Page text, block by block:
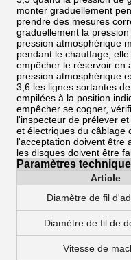
monter graduellement
prendre des mesures
graduellement la
pression atmosphérique
pendant le chauffage,
empêcher le réservoir en
pression atmosphérique
3,6 les lignes sortantes
empilées à la position
empêcher se cogner,
l'inspecteur de prélever
et électriques du câblage
l'acceptation doivent être
les disques doivent être
Paramètres
Article
Diamètre de fil
Diamètre de fil de
Vitesse de